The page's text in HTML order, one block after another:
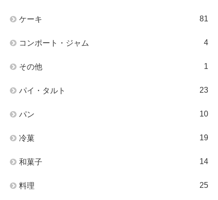
ケーキ 81
コンポート・ジャム 4
その他 1
パイ・タルト 23
パン 10
冷菓 19
和菓子 14
料理 25